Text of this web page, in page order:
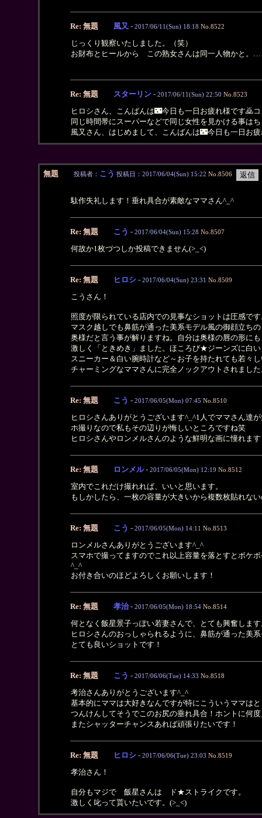
Re: 無題 風又 - 2017/06/11(Sun) 18:18 No.8522
じっくり観察いたしました。（笑）
お財布とヒールから この熟女さんは同一人物かと。…
Re: 無題 スターリン - 2017/06/11(Sun) 22:50 No.8523
ヒロシさん、こんばんは🌃今日も一日お疲れ様です🙇
同じ時間帯にスーパーなどで同じ女性を見かける事は
風又さん、はじめまして、こんばんは🌃今日も一日お
無題 投稿者： こう 投稿日：2017/06/04(Sun) 15:22 No.8506
駄作失礼します！垂れ具合が素敵なママさん^_^
Re: 無題 こう - 2017/06/04(Sun) 15:28 No.8507
何故か1枚づつしか投稿できません(>_<)
Re: 無題 ヒロシ - 2017/06/04(Sun) 23:31 No.8509
こうさん！
照度が限られている店内での見事なショットは圧感で
マスク越しでも鼻筋が通った美系モデル風の御顔立ちの
奥様だと言う事が解りますね。自分は奥様の唇の形にも
激しく「ときめき」ました。ほころび★ジーンズに白い
スニーカー＆白い腕時計など～お子を持たれても若々
チャーミングなママさんに完全ノックアウトされまし
Re: 無題 こう - 2017/06/05(Mon) 07:45 No.8510
ヒロシさんありがとうございます^_^1人でママさん達
ホ撮りなので私もその辺りが悔しいところですね笑
ヒロシさんやロンメルさんのような鮮明な画に憧れま
Re: 無題 ロンメル- 2017/06/05(Mon) 12:19 No.8512
室内でこれだけ撮れれば、いいと思います。
もしかしたら、一枚の容量が大きいから複数枚貼れな
Re: 無題 こう - 2017/06/05(Mon) 14:11 No.8513
ロンメルさんありがとうございます^_^
スマホで撮ってますのでこれ以上容量を落とすとボケ
^_^
お付き合いのほどよろしくお願いします！
Re: 無題 孝治- 2017/06/05(Mon) 18:54 No.8514
何となく飯星景子っぽい若妻さんで、とても興奮しま
ヒロシさんのおっしゃられるように、鼻筋が通った美
とても良いショットです！
Re: 無題 こう - 2017/06/06(Tue) 14:33 No.8518
考治さんありがとうございます^_^
基本的にママは大好きなんですが特にこういうママは
つんけんしてそうでこのお尻の垂れ具合！ホントに何
またシャッターチャンスあれば頑張りたいです！
Re: 無題 ヒロシ - 2017/06/06(Tue) 23:03 No.8519
孝治さん！
自分もマジで 飯星さんは ド★ストライクです。
激しく叱って貰いたいです。(>_<)